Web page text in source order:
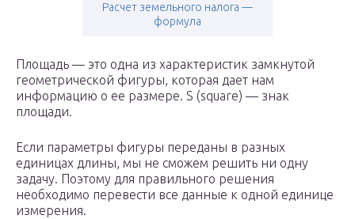
Расчет земельного налога —
формула
Площадь — это одна из характеристик замкнутой
геометрической фигуры, которая дает нам
информацию о ее размере. S (square) — знак
площади.
Если параметры фигуры переданы в разных
единицах длины, мы не сможем решить ни одну
задачу. Поэтому для правильного решения
необходимо перевести все данные к одной единице
измерения.